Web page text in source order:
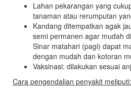
Lahan pekarangan yang
tanaman atau rerumputan
Kandang ditempatkan agak
semi permanen agar mudah
Sinar matahari (pagi) dapat
dengan mudah dan kotoran
Vaksinasi: dilakukan sesuai
Cara pengendalian penyakit meliputi: